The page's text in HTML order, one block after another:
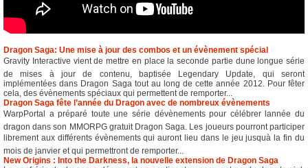
Dragon Saga: Une mise à jour des combos et un évènement spécial
Gravity Interactive vient de mettre en place la seconde partie dune longue série
de mises à jour de contenu, baptisée Legendary Update, qui seront
implémentées dans Dragon Saga tout au long de cette année 2012. Pour fêter
cela, des évènements spéciaux qui permettent de remporter...
Dragon Saga fête l’année du Dragon avec de nombreux évènements
WarpPortal a préparé toute une série dévènements pour célébrer lannée du
dragon dans son MMORPG gratuit Dragon Saga. Les joueurs pourront participer
librement aux différents évènements qui auront lieu dans le jeu jusquà la fin du
mois de janvier et qui permettront de remporter...
New Origins : Into the Darkness, la nouvelle extension de Dragon Saga